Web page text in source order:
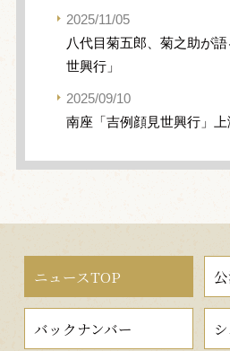
2025/11/05
八代目菊五郎、菊之助が
世興行」
2025/09/10
南座「吉例顔見世興行」
ニュースTOP
バックナンバー